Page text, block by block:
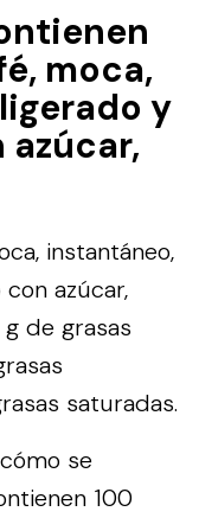
moca,
y
azúcar,
instantáneo,
azúcar,
de grasas
saturadas.
se
100